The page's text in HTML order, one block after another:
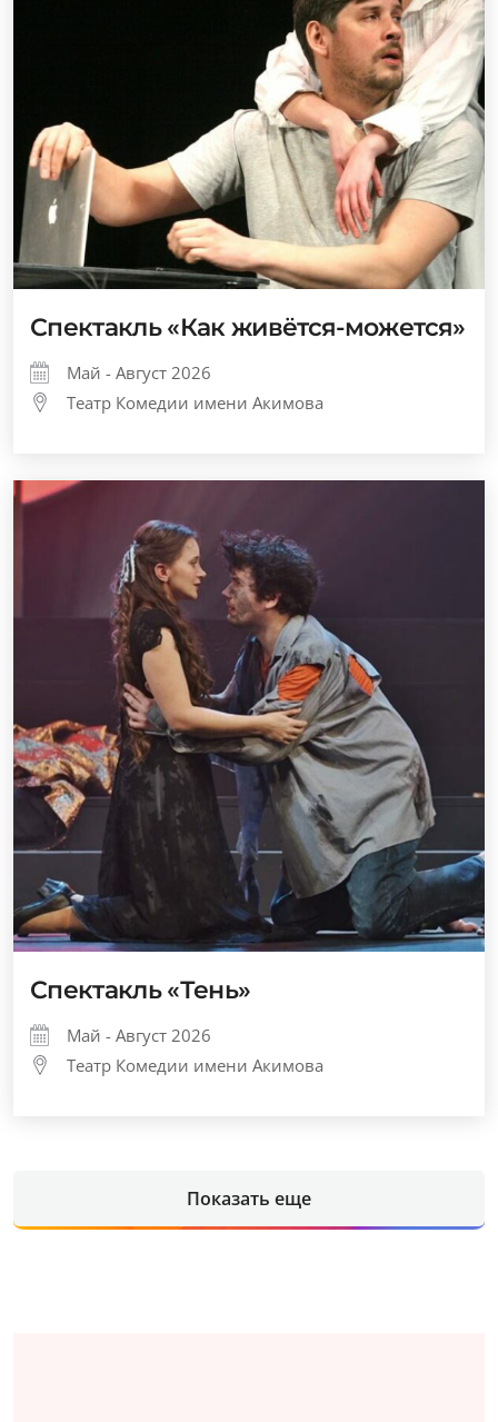
Спектакль «Как живётся-можется»
Май - Август 2026
Театр Комедии имени Акимова
Спектакль «Тень»
Май - Август 2026
Театр Комедии имени Акимова
Показать еще